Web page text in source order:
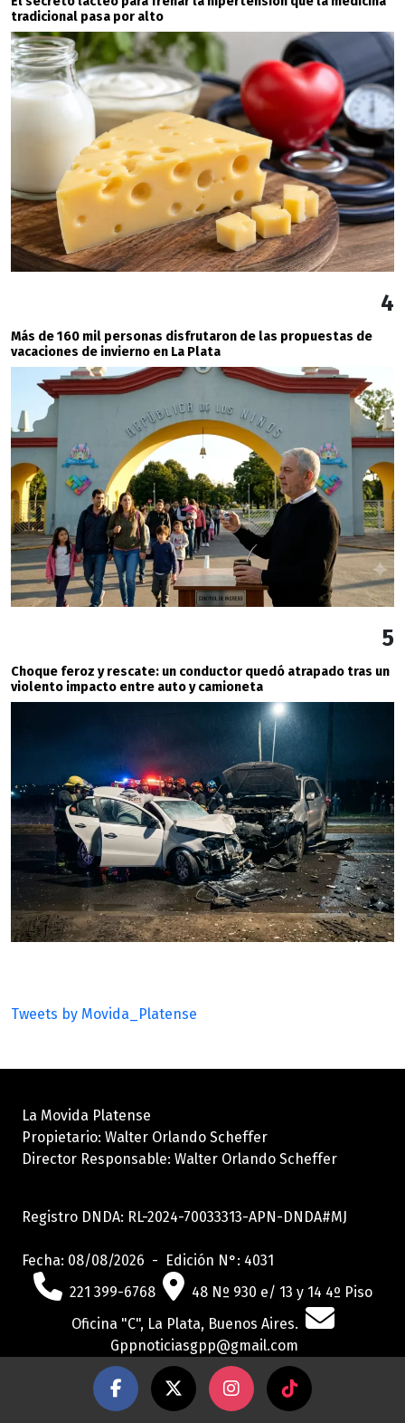
tradicional pasa por alto
4
Más de 160 mil personas disfrutaron de las propuestas de
vacaciones de invierno en La Plata
5
Choque feroz y rescate: un conductor quedó atrapado tras un
violento impacto entre auto y camioneta
Tweets by Movida_Platense
La Movida Platense
Propietario: Walter Orlando Scheffer
Director Responsable: Walter Orlando Scheffer
Registro DNDA: RL-2024-70033313-APN-DNDA#MJ
Fecha: 08/08/2026 - Edición N°: 4031
221 399-6768
48 Nº 930 e/ 13 y 14 4º Piso
Oficina "C", La Plata, Buenos Aires.
Gppnoticiasgpp@gmail.com